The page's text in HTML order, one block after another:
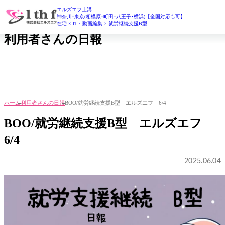
エルズエフ上溝
神奈川･東京(相模原･町田･八王子･横浜)【全国対応も可】
在宅 × IT・動画編集 × 就労継続支援B型
daily report
利用者さんの日報
ホーム利用者さんの日報BOO/就労継続支援B型 エルズエフ 6/4
BOO/就労継続支援B型 エルズエフ
6/4
2025.06.04